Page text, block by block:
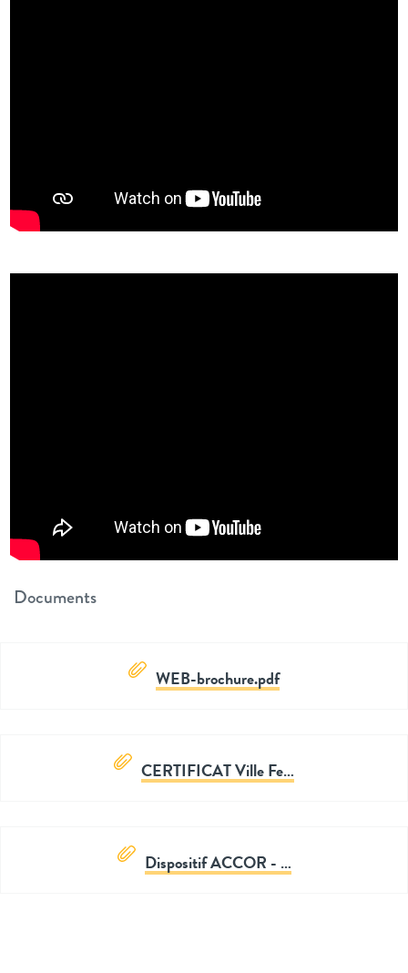
Documents
WEB-brochure.pdf
CERTIFICAT Ville Fe…
Dispositif ACCOR - …